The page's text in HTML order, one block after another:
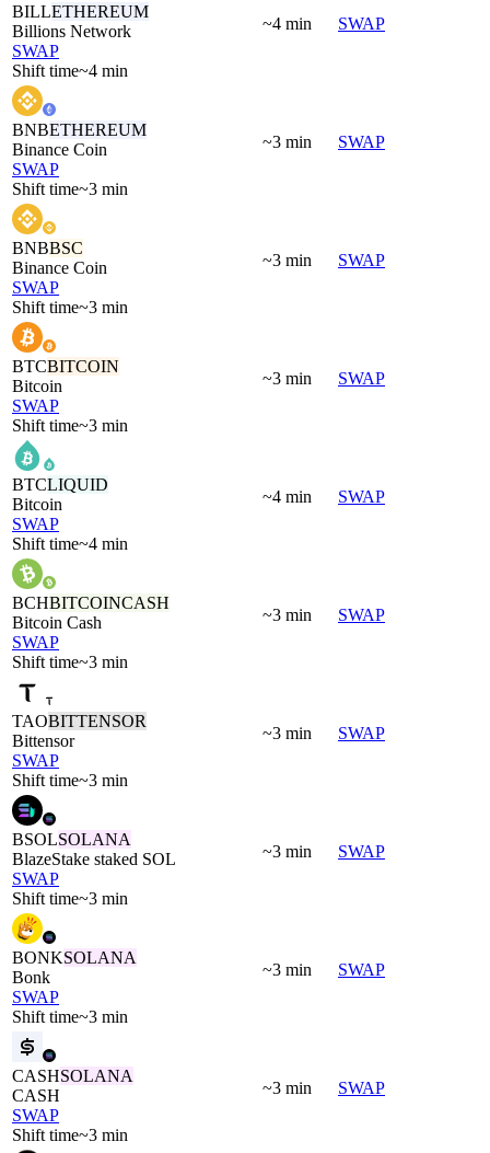
BILLETHEREUM
Billions Network
SWAP
Shift time~4 min
~4 min SWAP
BNBETHEREUM
Binance Coin
SWAP
Shift time~3 min
~3 min SWAP
BNBBSC
Binance Coin
SWAP
Shift time~3 min
~3 min SWAP
BTCBITCOIN
Bitcoin
SWAP
Shift time~3 min
~3 min SWAP
BTCLIQUID
Bitcoin
SWAP
Shift time~4 min
~4 min SWAP
BCHBITCOINCASH
Bitcoin Cash
SWAP
Shift time~3 min
~3 min SWAP
TAOBITTENSOR
Bittensor
SWAP
Shift time~3 min
~3 min SWAP
BSOLSOLANA
BlazeStake staked SOL
SWAP
Shift time~3 min
~3 min SWAP
BONKSOLANA
Bonk
SWAP
Shift time~3 min
~3 min SWAP
CASHSOLANA
CASH
SWAP
Shift time~3 min
~3 min SWAP